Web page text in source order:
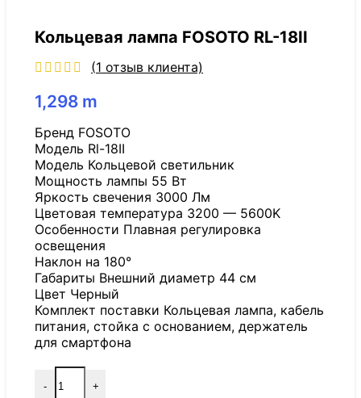
Кольцевая лампа FOSOTO RL-18II
(1 отзыв клиента)
1,298 m
Бренд FOSOTO
Модель Rl-18II
Модель Кольцевой светильник
Мощность лампы 55 Вт
Яркость свечения 3000 Лм
Цветовая температура 3200 — 5600K
Особенности Плавная регулировка
освещения
Наклон на 180°
Габариты Внешний диаметр 44 см
Цвет Черный
Комплект поставки Кольцевая лампа, кабель
питания, стойка с основанием, держатель
для смартфона
- +